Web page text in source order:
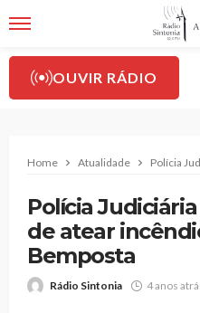
OUVIR RÁDIO
Home Atualidade Polícia
Polícia
de atear
Bemposta
Rádio Sintonia 4 anos